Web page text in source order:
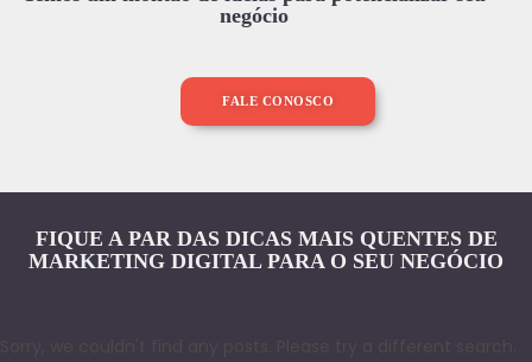
negócio
FALE CONOSCO
FIQUE A PAR DAS DICAS MAIS QUENTES DE
MARKETING DIGITAL PARA O SEU NEGÓCIO